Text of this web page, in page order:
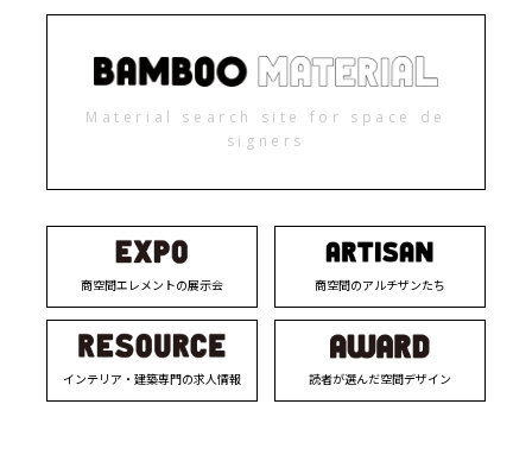
Material search site for space de
signers
商空間エレメントの展示会 商空間のアルチザンたち
インテリア・建築専門の求人情報 読者が選んだ空間デザイン